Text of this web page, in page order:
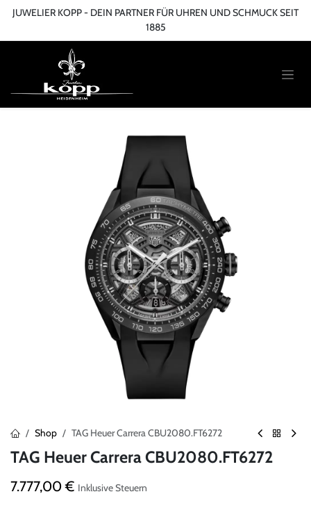
Zum Inhalt springen
JUWELIER KOPP - DEIN PARTNER FÜR UHREN UND SCHMUCK SEIT
1885
Shop TAG Heuer Carrera CBU2080.FT6272
TAG Heuer Carrera CBU2080.FT6272
7.777,00€ Inklusive Steuern